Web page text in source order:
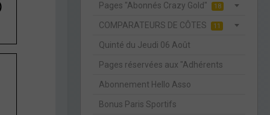
Pages "Abonnés Crazy Gold" 18
COMPARATEURS DE CÔTES 11
Quinté du Jeudi 06 Août
Pages réservées aux "Adhérents
Abonnement Hello Asso
Bonus Paris Sportifs